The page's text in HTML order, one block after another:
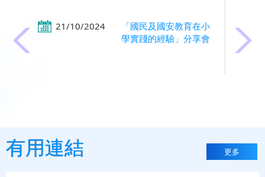
21/10/2024
「國民及國安教育在小
學實踐的經驗」分享會
有用連結 更多